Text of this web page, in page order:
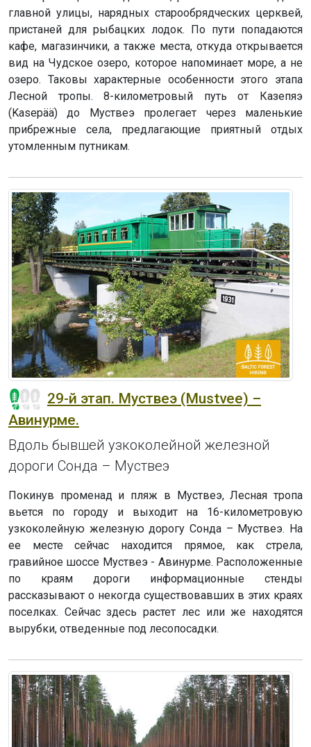
главной улицы, нарядных старообрядческих церквей,
пристаней для рыбацких лодок. По пути попадаются
кафе, магазинчики, а также места, откуда открывается
вид на Чудское озеро, которое напоминает море, а не
озеро. Таковы характерные особенности этого этапа
Лесной тропы. 8-километровый путь от Казепяэ
(Kasepää) до Муствеэ пролегает через маленькие
прибрежные села, предлагающие приятный отдых
утомленным путникам.
29-й этап. Муствеэ (Mustvee) –
Авинурме.
Вдоль бывшей узкоколейной железной
дороги Сонда – Муствеэ
Покинув променад и пляж в Муствеэ, Лесная тропа
вьется по городу и выходит на 16-километровую
узкоколейную железную дорогу Сонда – Муствеэ. На
ее месте сейчас находится прямое, как стрела,
гравийное шоссе Муствеэ - Авинурме. Расположенные
по краям дороги информационные стенды
рассказывают о некогда существовавших в этих краях
поселках. Сейчас здесь растет лес или же находятся
вырубки, отведенные под лесопосадки.